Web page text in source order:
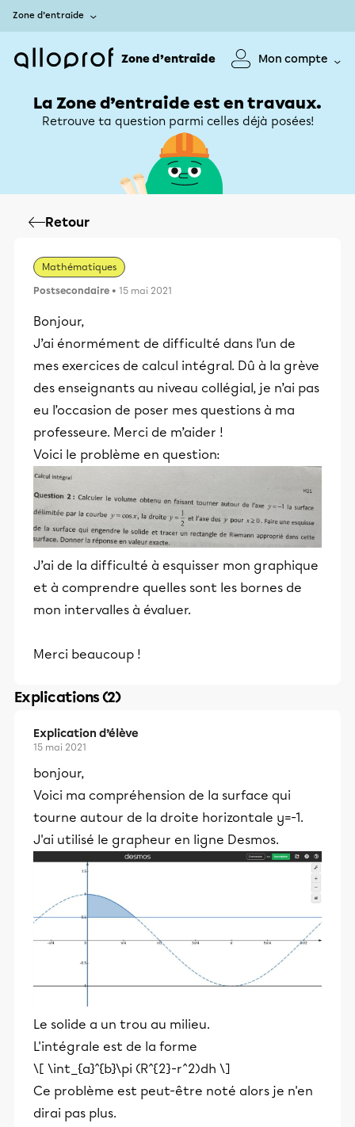
Zone d’entraide
Zone d’entraide Mon compte
La Zone d’entraide est en travaux.
Retrouve ta question parmi celles déjà posées!
Retour
Mathématiques
Postsecondaire • 15 mai 2021
Bonjour,
J’ai énormément de difficulté dans l’un de
mes exercices de calcul intégral. Dû à la grève
des enseignants au niveau collégial, je n’ai pas
eu l’occasion de poser mes questions à ma
professeure. Merci de m’aider !
Voici le problème en question:
J’ai de la difficulté à esquisser mon graphique
et à comprendre quelles sont les bornes de
mon intervalles à évaluer.
Merci beaucoup !
Explications (2)
Explication d’élève
15 mai 2021
bonjour,
Voici ma compréhension de la surface qui
tourne autour de la droite horizontale y=-1.
J'ai utilisé le grapheur en ligne Desmos.
Le solide a un trou au milieu.
L'intégrale est de la forme
\[ \int_{a}^{b}\pi (R^{2}-r^2)dh \]
Ce problème est peut-être noté alors je n'en
dirai pas plus.